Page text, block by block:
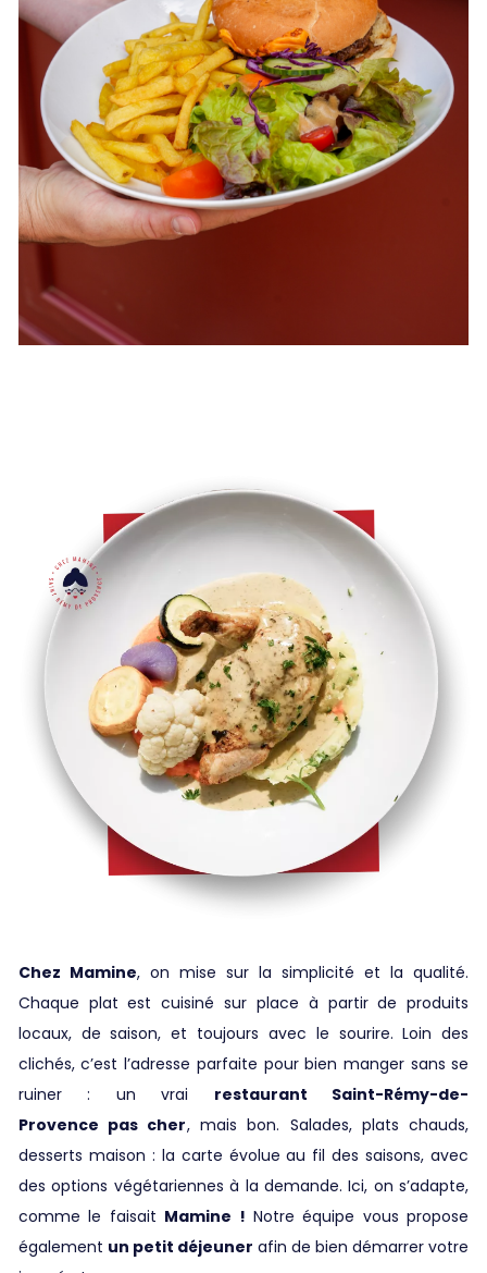
Chez Mamine, on mise sur la simplicité et la qualité.
Chaque plat est cuisiné sur place à partir de produits
locaux, de saison, et toujours avec le sourire. Loin des
clichés, c’est l’adresse parfaite pour bien manger sans se
ruiner : un vrai restaurant Saint-Rémy-de-
Provence pas cher, mais bon. Salades, plats chauds,
desserts maison : la carte évolue au fil des saisons, avec
des options végétariennes à la demande. Ici, on s’adapte,
comme le faisait Mamine ! Notre équipe vous propose
également un petit déjeuner afin de bien démarrer votre